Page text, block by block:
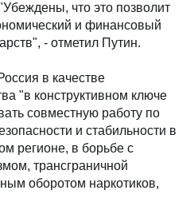
что это позволит
и финансовый
- отметил Путин.
в качестве
"в конструктивном ключе
совместную работу по
и стабильности в
регионе, в борьбе с
трансграничной
оборотом наркотиков,